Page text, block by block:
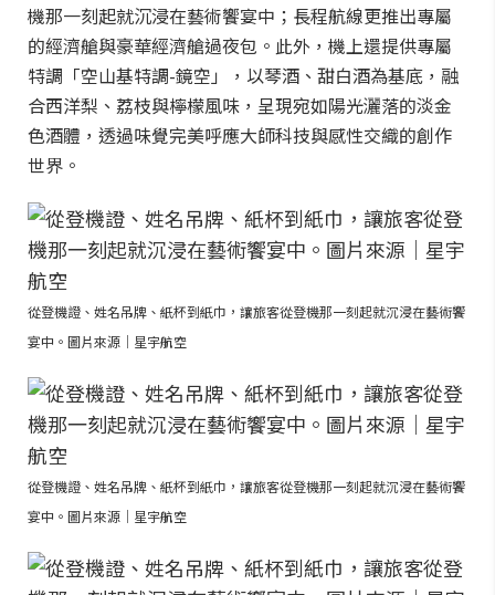
機那一刻起就沉浸在藝術饗宴中；長程航線更推出專屬
的經濟艙與豪華經濟艙過夜包。此外，機上還提供專屬
特調「空山基特調-鏡空」，以琴酒、甜白酒為基底，融
合西洋梨、荔枝與檸檬風味，呈現宛如陽光灑落的淡金
色酒體，透過味覺完美呼應大師科技與感性交織的創作
世界。
從登機證、姓名吊牌、紙杯到紙巾，讓旅客從登機那一刻起就沉浸在藝術饗
宴中。圖片來源｜星宇航空
從登機證、姓名吊牌、紙杯到紙巾，讓旅客從登機那一刻起就沉浸在藝術饗
宴中。圖片來源｜星宇航空